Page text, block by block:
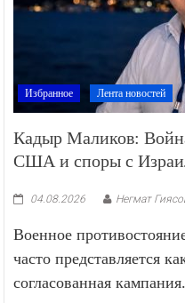
Избранное Лента новостей
Кадыр Маликов:
США и споры с
04.08.2026 Негмат
Военное
часто представляется
согласованная